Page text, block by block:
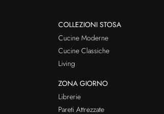
COLLEZIONI STOSA
Cucine Moderne
Cucine Classiche
Living
ZONA GIORNO
Librerie
Pareti Attrezzate